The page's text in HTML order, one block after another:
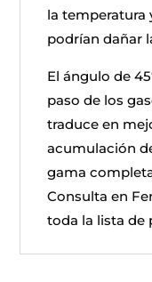
la temperatura
podrían dañar
El ángulo de
paso de los
traduce en
acumulación
gama
Consulta en
toda la lista de